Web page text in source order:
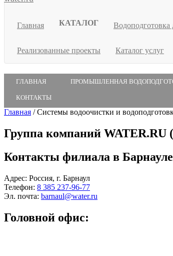
Главная КАТАЛОГ
Реализованные проекты Каталог услуг
ГЛАВНАЯ ПРОМЫШЛЕННАЯ
КОНТАКТЫ
Главная /Системы водоочистки и
Группа компаний
Контакты филиала в Барнауле
Адрес: Россия, г. Барнаул
Телефон: 8 385 237-96-77
Эл. почта: barnaul@water.ru
Головной офис: